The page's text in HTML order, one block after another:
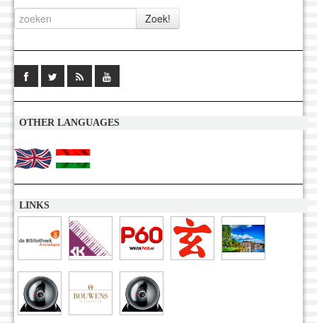
OTHER LANGUAGES
LINKS